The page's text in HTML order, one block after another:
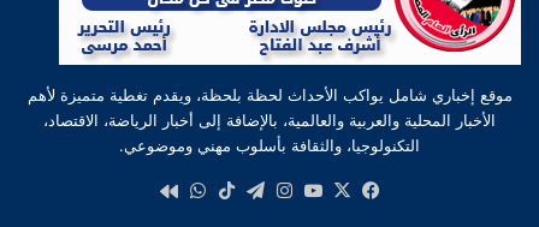
موقع إخباري شامل يواكب الأحداث لحظة بلحظة، ويقدم تغطية متميزة لأهم
الأخبار المحلية والعربية والعالمية، بالإضافة إلى أخبار الرياضة، الاقتصاد،
التكنولوجيا، والثقافة بأسلوب مهني وموضوعي.
فيسبوك
‫X
‫YouTube
انستقرام
تيلقرام‫TikTokواتساب